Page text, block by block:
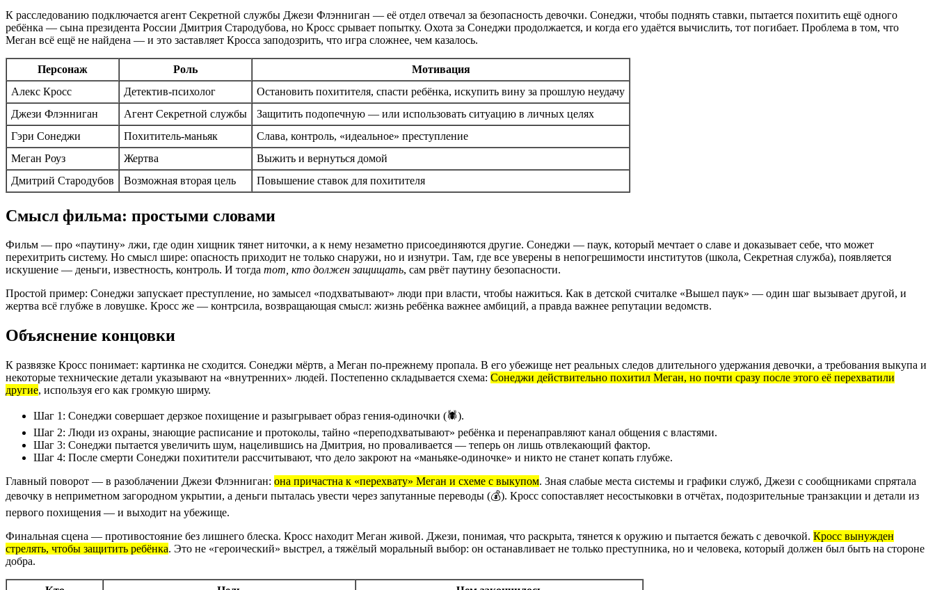
К расследованию подключается агент Секретной службы Джези Флэнниган — её отдел отвечал за безопасность девочки. Сонеджи, чтобы поднять ставки, пытается похитить ещё одного
ребёнка — сына президента России Дмитрия Стародубова, но Кросс срывает попытку. Охота за Сонеджи продолжается, и когда его удаётся вычислить, тот погибает. Проблема в том, что
Меган всё ещё не найдена — и это заставляет Кросса заподозрить, что игра сложнее, чем казалось.
Персонаж Роль
Мотивация
Алекс Кросс
Детектив-психолог
Остановить похитителя, спасти ребёнка, искупить вину за прошлую неудачу
Джези Флэнниган
Агент Секретной службы
Защитить подопечную — или использовать ситуацию в личных целях
Гэри Сонеджи
Похититель-маньяк
Слава, контроль, «идеальное» преступление
Меган Роуз
Жертва
Выжить и вернуться домой
Дмитрий Стародубов
Возможная вторая цель Повышение ставок для похитителя
Смысл фильма: простыми словами
Фильм — про «паутину» лжи, где один хищник тянет ниточки, а к нему незаметно присоединяются другие. Сонеджи — паук, который мечтает о славе и доказывает себе, что может
перехитрить систему. Но смысл шире: опасность приходит не только снаружи, но и изнутри. Там, где все уверены в непогрешимости институтов (школа, Секретная служба), появляется
искушение — деньги, известность, контроль. И тогда тот, кто должен защищать, сам рвёт паутину безопасности.
Простой пример: Сонеджи запускает преступление, но замысел «подхватывают» люди при власти, чтобы нажиться. Как в детской считалке «Вышел паук» — один шаг вызывает другой, и
жертва всё глубже в ловушке. Кросс же — контрсилa, возвращающая смысл: жизнь ребёнка важнее амбиций, а правда важнее репутации ведомств.
Объяснение концовки
К развязке Кросс понимает: картинка не сходится. Сонеджи мёртв, а Меган по-прежнему пропала. В его убежище нет реальных следов длительного удержания девочки, а требования выкупа и
некоторые технические детали указывают на «внутренних» людей. Постепенно складывается схема: Сонеджи действительно похитил Меган, но почти сразу после этого её перехватили
другие, используя его как громкую ширму.
Шаг 1: Сонеджи совершает дерзкое похищение и разыгрывает образ гения-одиночки (🕷️).
Шаг 2: Люди из охраны, знающие расписание и протоколы, тайно «переподхватывают» ребёнка и перенаправляют канал общения с властями.
Шаг 3: Сонеджи пытается увеличить шум, нацелившись на Дмитрия, но проваливается — теперь он лишь отвлекающий фактор.
Шаг 4: После смерти Сонеджи похитители рассчитывают, что дело закроют на «маньяке-одиночке» и никто не станет копать глубже.
Главный поворот — в разоблачении Джези Флэнниган: она причастна к «перехвату» Меган и схеме с выкупом. Зная слабые места системы и графики служб, Джези с сообщниками спрятала
девочку в неприметном загородном укрытии, а деньги пыталась увести через запутанные переводы (💰). Кросс сопоставляет несостыковки в отчётах, подозрительные транзакции и детали из
первого похищения — и выходит на убежище.
Финальная сцена — противостояние без лишнего блеска. Кросс находит Меган живой. Джези, понимая, что раскрыта, тянется к оружию и пытается бежать с девочкой. Кросс вынужден
стрелять, чтобы защитить ребёнка. Это не «героический» выстрел, а тяжёлый моральный выбор: он останавливает не только преступника, но и человека, который должен был быть на стороне
добра.